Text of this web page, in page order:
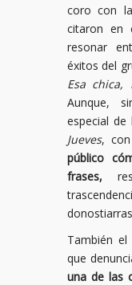
coro con
citaron en
resonar
éxitos del
Esa
Aunque,
especial
Jueves,
público
frases,
También
que
una de las